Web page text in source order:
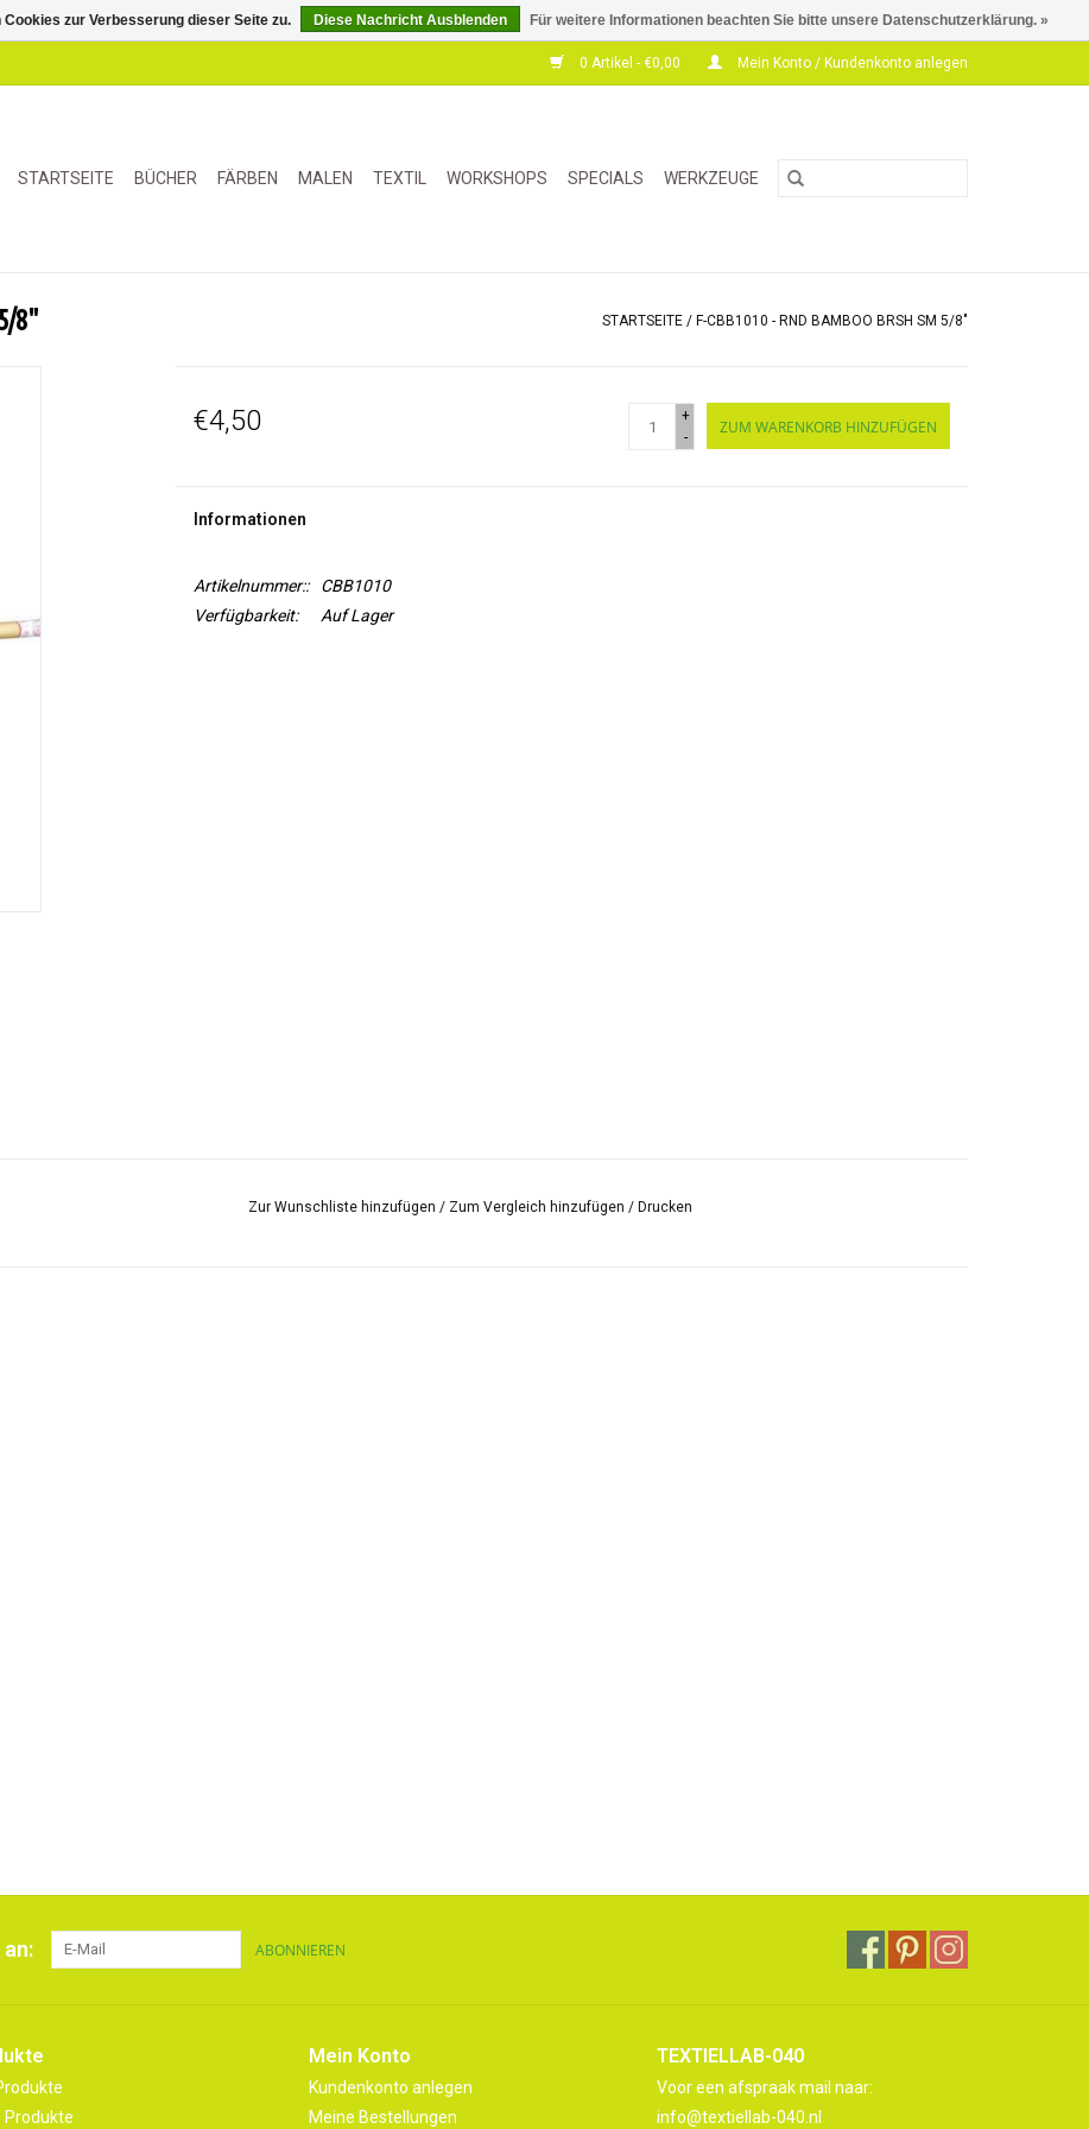
0 Artikel - €0,00 Mein Konto / Kundenkonto anlegen
STARTSEITE BÜCHER FÄRBEN MALEN TEXTIL WORKSHOPS SPECIALS WERKZEUGE
8" STARTSEITE / F-CBB1010 - RND BAMBOO BRSH SM 5/8"
€4,50
+
-
ZUM WARENKORB HINZUFÜGEN
Informationen
Artikelnummer::
CBB1010
Verfügbarkeit:
Auf Lager
Zur Wunschliste hinzufügen / Zum Vergleich hinzufügen /Drucken
ABONNIEREN
Produkte
Mein Konto
Kundenkonto anlegen
Meine Bestellungen
TEXTIELLAB-040
Voor een afspraak mail naar:
info@textiellab-040.nl
zur Verbesserung dieser Seite zu. Diese Nachricht Ausblenden Für weitere Informationen beachten Sie bitte unsere Datenschutzerklärung. »